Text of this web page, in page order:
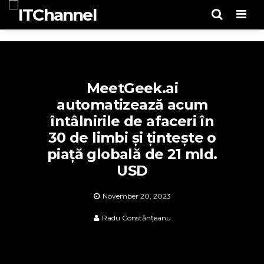
MeetGeek.ai
automatizează acum
întâlnirile de afaceri în
30 de limbi și țintește o
piață globală de 21 mld.
USD
November 20, 2023
Radu Constănțeanu